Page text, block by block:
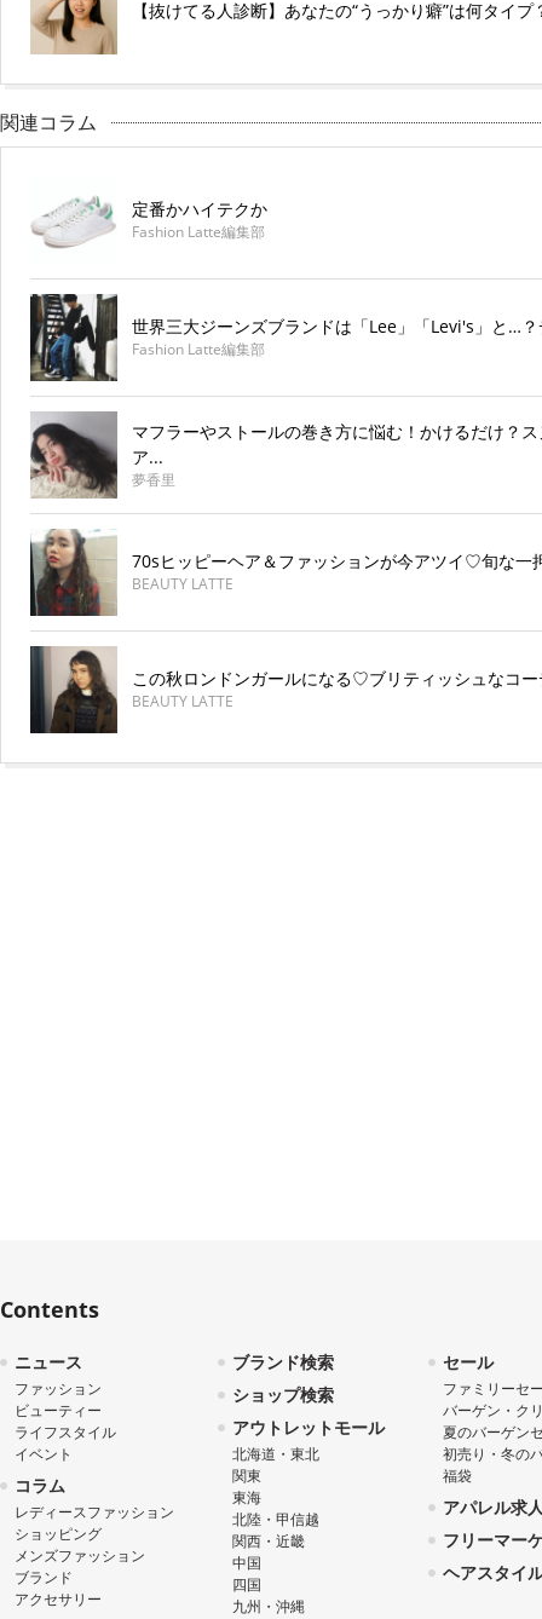
【抜けてる人診断】あなたの“うっかり癖”は何タイ
関連コラム
定番かハイテクか
Fashion Latte編集部
世界三大ジーンズブランドは「Lee」「Levi's」と…
Fashion Latte編集部
マフラーやストールの巻き方に悩む！かけるだけ？
ア...
夢香里
70sヒッピーヘア＆ファッションが今アツイ♡旬な一
BEAUTY LATTE
この秋ロンドンガールになる♡ブリティッシュなコ
BEAUTY LATTE
Contents
ニュース
ファッション
ビューティー
ライフスタイル
イベント
コラム
レディースファッション
ショッピング
メンズファッション
ブランド
アクセサリー
ブランド検索
ショップ検索
アウトレットモール
北海道・東北
関東
東海
北陸・甲信越
関西・近畿
中国
四国
九州・沖縄
セール
ファミリーセ
バーゲン・ク
夏のバーゲン
初売り・冬の
福袋
アパレル求
フリーマー
ヘアスタイ